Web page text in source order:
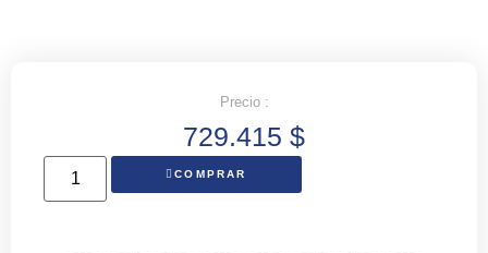
Precio :
729.415 $
COMPRAR